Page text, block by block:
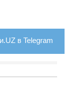
в Telegram